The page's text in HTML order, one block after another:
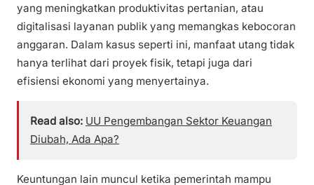
yang meningkatkan produktivitas pertanian, atau
digitalisasi layanan publik yang memangkas kebocoran
anggaran. Dalam kasus seperti ini, manfaat utang tidak
hanya terlihat dari proyek fisik, tetapi juga dari
efisiensi ekonomi yang menyertainya.
Read also: UU Pengembangan Sektor Keuangan
Diubah, Ada Apa?
Keuntungan lain muncul ketika pemerintah mampu